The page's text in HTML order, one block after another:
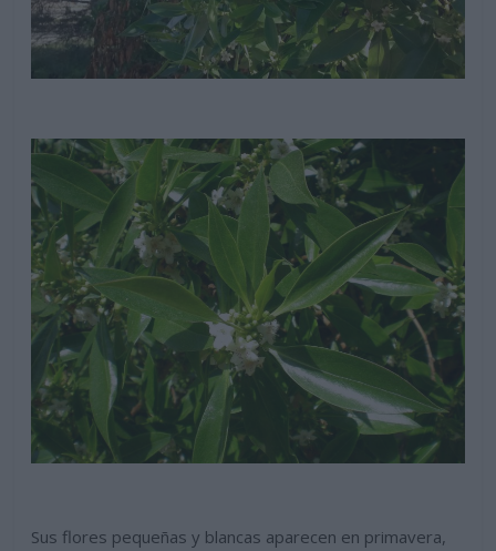
Sus flores pequeñas y blancas aparecen en primavera,